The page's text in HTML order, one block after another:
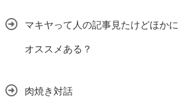
マキヤって人の記事見たけどほかに
オススメある？
肉焼き対話